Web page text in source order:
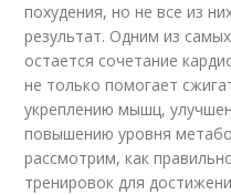
похудения, но не все из
результат. Одним из
остается сочетание
не только помогает
укреплению мышц,
повышению уровня
рассмотрим, как
тренировок для